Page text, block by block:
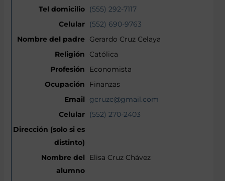
(555) 292-7117
(552) 690-9763
Gerardo Cruz Celaya
Católica
Economista
Finanzas
gcruzc@gmail.com
(552) 270-2403
Elisa Cruz Chávez